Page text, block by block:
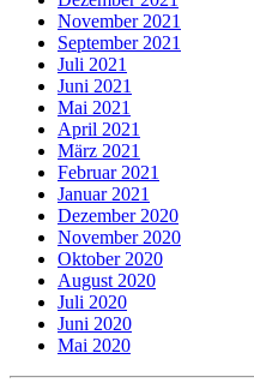
November 2021
September 2021
Juli 2021
Juni 2021
Mai 2021
April 2021
März 2021
Februar 2021
Januar 2021
Dezember 2020
November 2020
Oktober 2020
August 2020
Juli 2020
Juni 2020
Mai 2020